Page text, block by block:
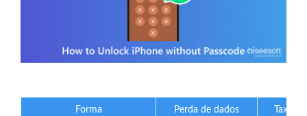
Forma Perda de dados Taxa